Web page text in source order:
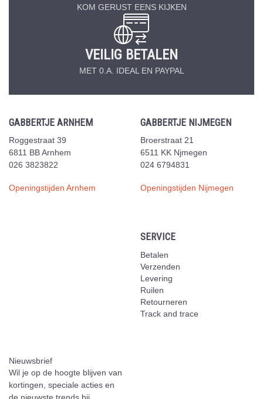
KOM GERUST EENS KIJKEN
VEILIG BETALEN
MET 0.A. IDEAL EN PAYPAL
GABBERTJE ARNHEM
Roggestraat 39
6811 BB Arnhem
026 3823822
Openingstijden Arnhem
GABBERTJE NIJMEGEN
Broerstraat 21
6511 KK Njmegen
024 6794831
Openingstijden Nijmegen
SERVICE
Betalen
Verzenden
Levering
Ruilen
Retourneren
Track and trace
Nieuwsbrief
Wil je op de hoogte blijven van
kortingen, speciale acties en